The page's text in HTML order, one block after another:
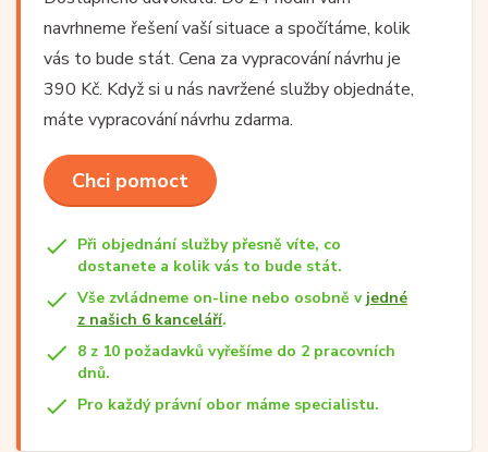
navrhneme řešení vaší situace a spočítáme, kolik
vás to bude stát. Cena za vypracování návrhu je
390 Kč. Když si u nás navržené služby objednáte,
máte vypracování návrhu zdarma.
Chci pomoct
Při objednání služby přesně víte, co
dostanete a kolik vás to bude stát.
Vše zvládneme on-line nebo osobně v jedné
z našich 6 kanceláří.
8 z 10 požadavků vyřešíme do 2 pracovních
dnů.
Pro každý právní obor máme specialistu.